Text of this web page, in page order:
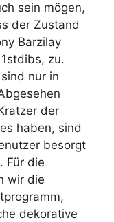
sein mögen,
der Zustand
Barzilay
zu.
nur in
der
haben, sind
besorgt
Für die
wir die
dekorative